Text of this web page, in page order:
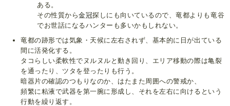
ある。
その性質から金冠探しにも向いているので、竜都よりも竜谷
でお世話になるハンターも多いかもしれない。
竜都の跡形では気象・天候に左右されず、基本的に日が出ている
間に活発化する。
タコらしい柔軟性でヌルヌルと動き回り、エリア移動の際は亀裂
を通ったり、ツタを登ったりも行う。
暗器片の確認のつもりなのか、はたまた周囲への警戒か、
頻繁に粘液で武器を第一腕に形成し、それを左右に向けるという
行動を繰り返す。